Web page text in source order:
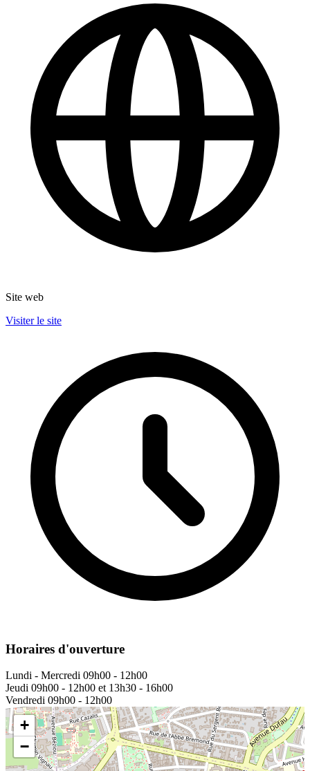
Site web
Visiter le site
Horaires d'ouverture
Lundi - Mercredi 09h00 - 12h00
Jeudi 09h00 - 12h00 et 13h30 - 16h00
Vendredi 09h00 - 12h00
+
−